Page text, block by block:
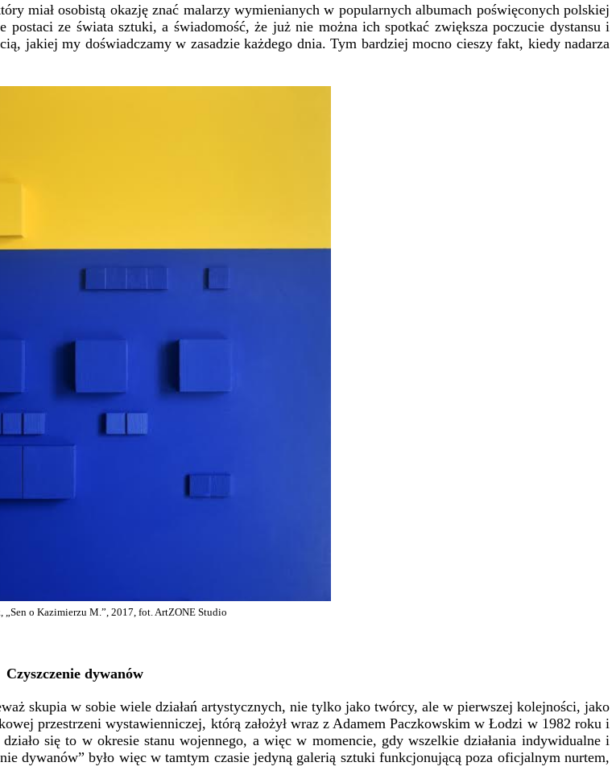
miał osobistą okazję znać malarzy wymienianych w popularnych albumach poświęconych polskiej
ze świata sztuki, a świadomość, że już nie można ich spotkać zwiększa poczucie dystansu i
jakiej my doświadczamy w zasadzie każdego dnia. Tym bardziej mocno cieszy fakt, kiedy nadarza
„Sen o Kazimierzu M.”, 2017, fot. ArtZONE Studio
Czyszczenie dywanów
skupia w sobie wiele działań artystycznych, nie tylko jako twórcy, ale w pierwszej kolejności, jako
przestrzeni wystawienniczej, którą założył wraz z Adamem Paczkowskim w Łodzi w 1982 roku i
się to w okresie stanu wojennego, a więc w momencie, gdy wszelkie działania indywidualne i
dywanów” było więc w tamtym czasie jedyną galerią sztuki funkcjonującą poza oficjalnym nurtem,